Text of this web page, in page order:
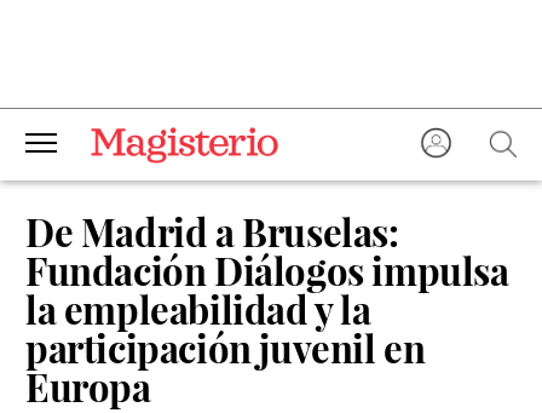
De Madrid a Bruselas:
Fundación Diálogos impulsa
la empleabilidad y la
participación juvenil en
Europa